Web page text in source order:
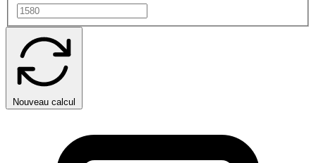
Nouveau calcul